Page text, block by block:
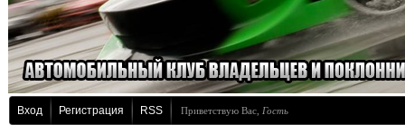
Вход Регистрация RSS Приветствую Вас Гость